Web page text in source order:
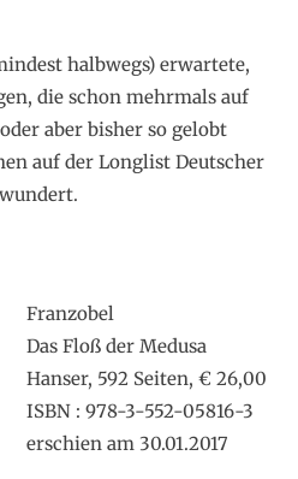
halbwegs) erwartete,
die schon mehrmals auf
aber bisher so gelobt
auf der Longlist Deutscher
Franzobel
Das Floß der Medusa
Hanser, 592 Seiten, € 26,00
ISBN : 978-3-552-05816-3
erschien am 30.01.2017